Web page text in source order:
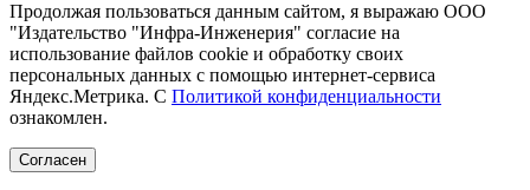
Продолжая пользоваться данным сайтом, я выражаю ООО
"Издательство "Инфра-Инженерия" согласие на
использование файлов cookie и обработку своих
персональных данных с помощью интернет-сервиса
Яндекс.Метрика. С Политикой конфиденциальности
ознакомлен.
Согласен